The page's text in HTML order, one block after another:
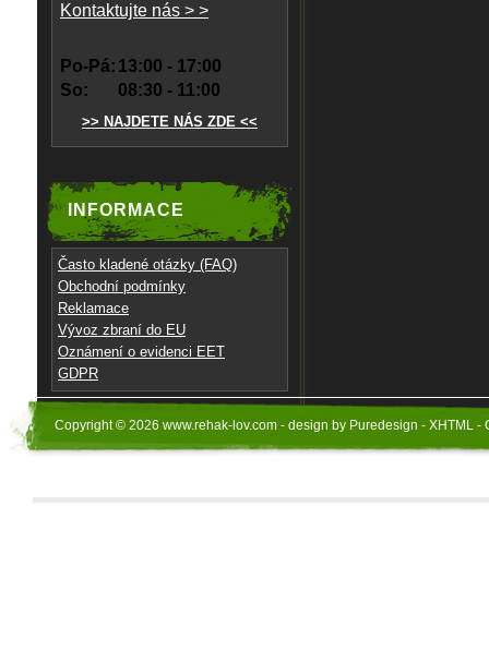
Kontaktujte nás > >
Po-Pá: 13:00 - 17:00
So:
08:30 - 11:00
>> NAJDETE NÁS ZDE <<
INFORMACE
Často kladené otázky (FAQ)
Obchodní podmínky
Reklamace
Vývoz zbraní do EU
Oznámení o evidenci EET
GDPR
Copyright © 2026 www.rehak-lov.com - design by Puredesign - XHTML -